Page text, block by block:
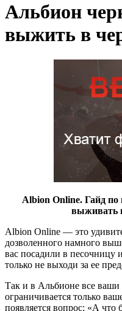
Альбион
выжить в
Albion Online. Гайд
выживать
Albion Online — это
дозволенного намного
вас посадили в песочницу
только не выходи за ее
Так и в Альбионе все ваши
ограничивается только
появляется вопрос: «А что